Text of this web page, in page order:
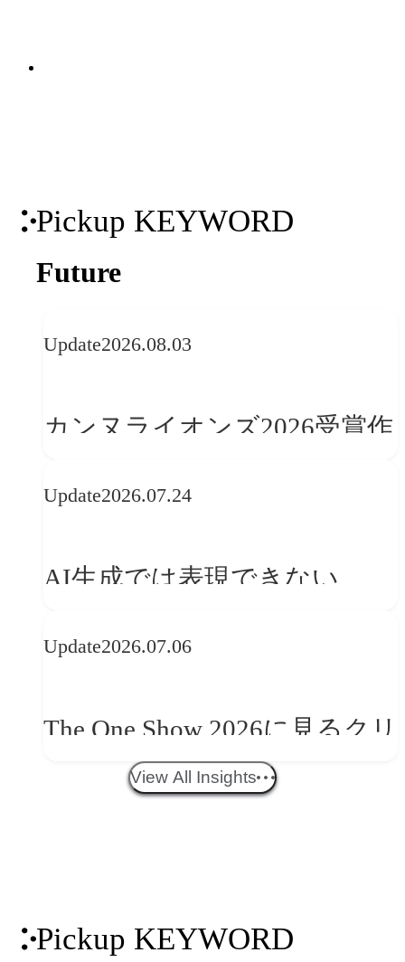
Pickup KEYWORD
Future
Update2026.08.03
カンヌライオンズ2026受賞作
──「優れたブランド体験」
か
Update2026.07.24
AI生成では表現できない
望
Update2026.07.06
The One Show 2026に見るクリ
エイティブトレンド──社会
View All Insights
Pickup KEYWORD